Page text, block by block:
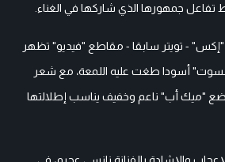
جمهورها الذي شاركها في الغناء.
- تويتر سابقا - مقاطع "فيديو" تظهر
أسودا طغت عليه اللمعة، مع شعر
"ميك أب" ناعم وخفيف يناسب إطلالتها